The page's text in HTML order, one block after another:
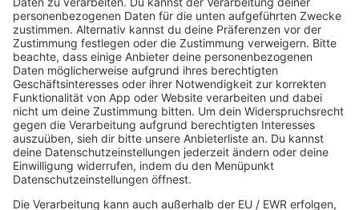
EDM Dancefloor
Good Vibes
I Love Hamburg
Mallorca Party
Mitsingen
Top 100 Deutschrap
Top 100 Dance
Top 100 Party
Sommer
Unplugged
TikTok Hittracks